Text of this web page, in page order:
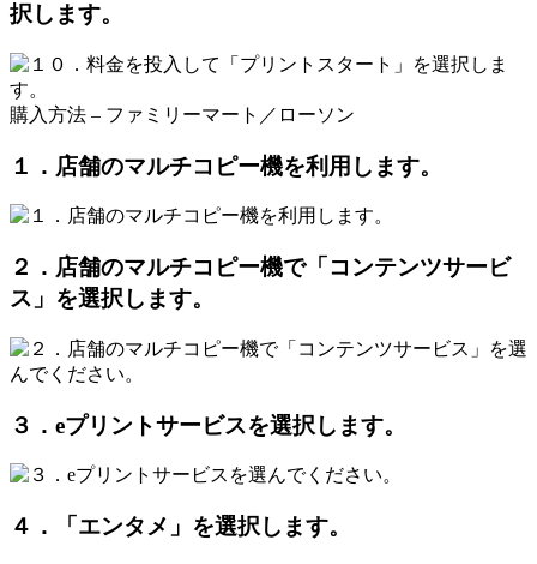
択します。
購入方法 – ファミリーマート／ローソン
１．店舗のマルチコピー機を利用します。
２．店舗のマルチコピー機で「コンテンツサービ
ス」を選択します。
３．eプリントサービスを選択します。
４．「エンタメ」を選択します。